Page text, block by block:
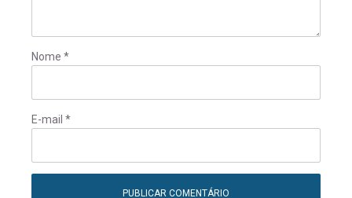
Nome *
E-mail *